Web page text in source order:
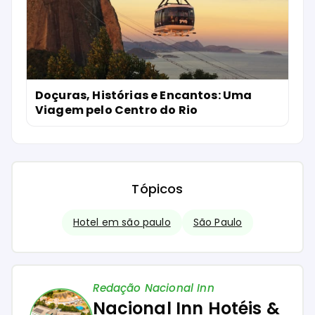
Doçuras, Histórias e Encantos: Uma
Viagem pelo Centro do Rio
Tópicos
Hotel em são paulo São Paulo
Redação Nacional Inn
Nacional Inn Hotéis &